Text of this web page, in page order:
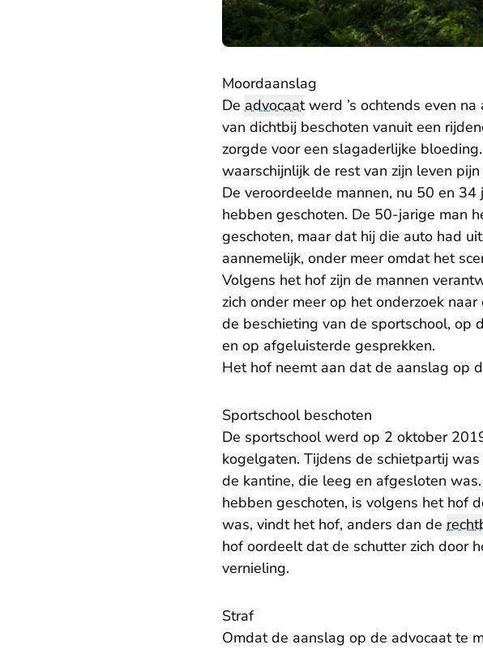
Moordaanslag
De advocaatwerd ’s ochtends even
van dichtbij beschoten vanuit een
zorgde voor een slagaderlijke
waarschijnlijk de rest van zijn leven
De veroordeelde mannen, nu 50 en
hebben geschoten. De 50-jarige man
geschoten, maar dat hij die auto had
aannemelijk, onder meer omdat het
Volgens het hof zijn de mannen
zich onder meer op het onderzoek
de beschieting van de sportschool, op
en op afgeluisterde gesprekken.
Het hof neemt aan dat de aanslag op
Sportschool beschoten
De sportschool werd op 2 oktober
kogelgaten. Tijdens de schietpartij
de kantine, die leeg en afgesloten
hebben geschoten, is volgens het hof
was, vindt het hof, anders dan de
hof oordeelt dat de schutter zich door
vernieling.
Straf
Omdat de aanslag op de advocaat te